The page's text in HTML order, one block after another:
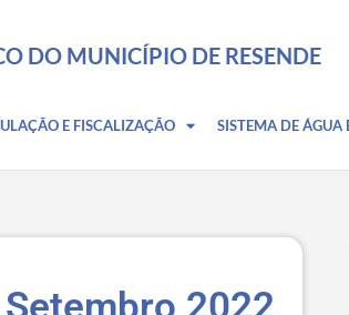
DO MUNICÍPIO DE RESENDE
E FISCALIZAÇÃO SISTEMA DE ÁGUA